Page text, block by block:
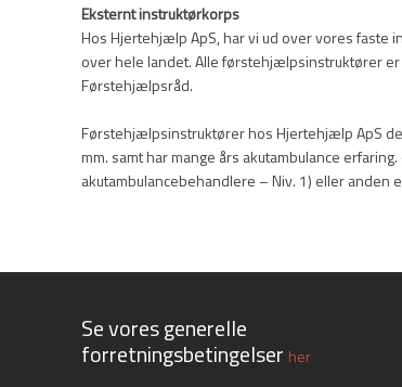
Eksternt instruktørkorps
​Hos Hjertehjælp ApS, har vi ud over vores
over hele landet. Alle førstehjælpsinstruktører
Førstehjælpsråd.
Førstehjælpsinstruktører hos Hjertehjælp ApS
mm.​​ samt har mange års akutambulance
akutambulancebehandlere – Niv. 1) eller anden
​Se vores generelle
forretningsbetingelser her